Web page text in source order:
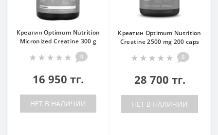
Креатин Optimum Nutrition
Micronized Creatine 300 g
0
16 950 тг.
НЕТ В НАЛИЧИИ
Креатин Optimum Nutrition
Creatine 2500 mg 200 caps
0
28 700 тг.
НЕТ В НАЛИЧИИ